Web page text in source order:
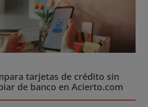
tarjetas de crédito sin
de banco en Acierto.com